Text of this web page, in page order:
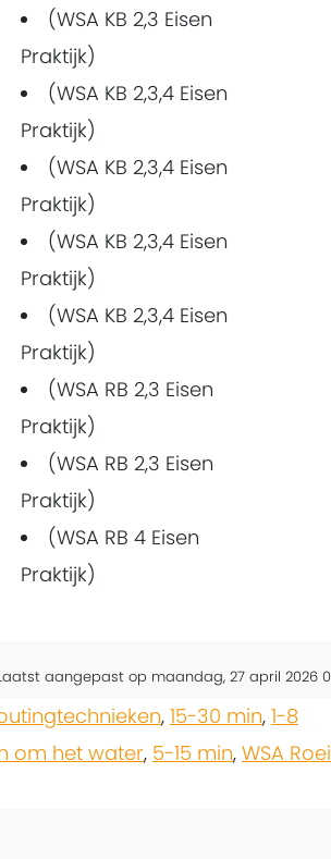
(WSA KB 2,3 Eisen
Praktijk)
(WSA KB 2,3,4 Eisen
Praktijk)
(WSA KB 2,3,4 Eisen
Praktijk)
(WSA KB 2,3,4 Eisen
Praktijk)
(WSA KB 2,3,4 Eisen
Praktijk)
(WSA RB 2,3 Eisen
Praktijk)
(WSA RB 2,3 Eisen
Praktijk)
(WSA RB 4 Eisen
Praktijk)
aangepast op maandag, 27 april 2026
, 15-30 min, 1-8
om het water, 5-15 min, WSA